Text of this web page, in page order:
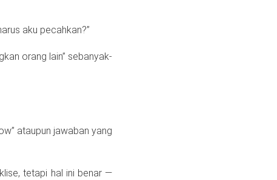
aku pecahkan?”
orang lain” sebanyak-
ataupun jawaban yang
tetapi hal ini benar —